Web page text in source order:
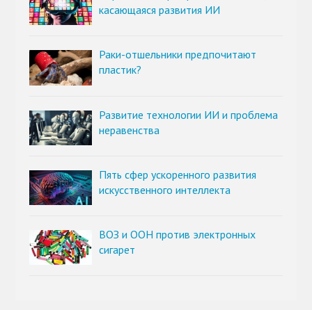
касающаяся развития ИИ
Раки-отшельники предпочитают
пластик?
Развитие технологии ИИ и проблема
неравенства
Пять сфер ускоренного развития
искусственного интеллекта
ВОЗ и ООН против электронных
сигарет